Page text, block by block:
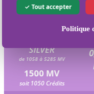
Tout accepter
Politique
de 529 à 1057 MV
soit 385 Crédits
SILVER
de 1058 à 5285 MV
1500 MV
soit 1050 Crédits